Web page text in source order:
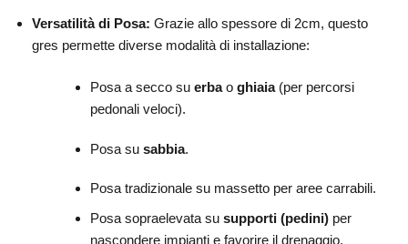
Versatilità di Posa: Grazie allo spessore di 2cm, questo
gres permette diverse modalità di installazione:
Posa a secco su erbao ghiaia(per percorsi
pedonali veloci).
Posa su sabbia.
Posa tradizionale su massetto per aree carrabili.
Posa sopraelevata su supporti (pedini) per
nascondere impianti e favorire il drenaggio.